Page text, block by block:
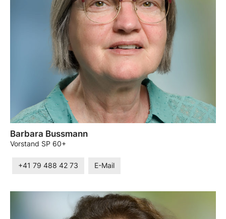
Barbara Bussmann
Vorstand SP 60+
+41 79 488 42 73 E-Mail